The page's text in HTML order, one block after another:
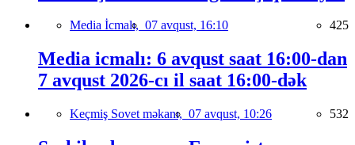
Media İcmalı, 07 avqust, 16:10 425
Media icmalı: 6 avqust saat 16:00-dan
7 avqust 2026-cı il saat 16:00-dək
Keçmiş Sovet məkanı, 07 avqust, 10:26 532